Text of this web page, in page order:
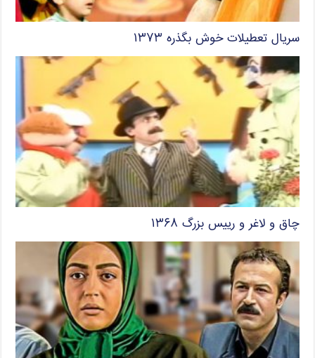
سریال تعطیلات خوش بگذره ۱۳۷۳
چاق و لاغر و رییس بزرگ ۱۳۶۸